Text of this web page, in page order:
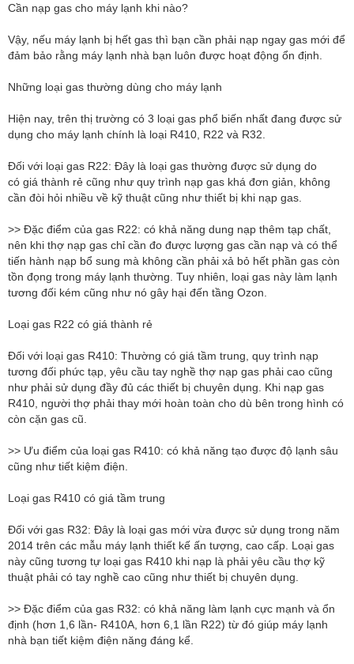
Cần nạp gas cho máy lạnh khi nào?
Vậy, nếu máy lạnh bị hết gas thì bạn cần phải nạp ngay gas mới để
đảm bảo rằng máy lạnh nhà bạn luôn được hoạt động ổn định.
Những loại gas thường dùng cho máy lạnh
Hiện nay, trên thị trường có 3 loại gas phổ biến nhất đang được sử
dụng cho máy lạnh chính là loại R410, R22 và R32.
Đối với loại gas R22: Đây là loại gas thường được sử dụng do
có giá thành rẻ cũng như quy trình nạp gas khá đơn giản, không
cần đòi hỏi nhiều về kỹ thuật cũng như thiết bị khi nạp gas.
>> Đặc điểm của gas R22: có khả năng dung nạp thêm tạp chất,
nên khi thợ nạp gas chỉ cần đo được lượng gas cần nạp và có thể
tiến hành nạp bổ sung mà không cần phải xả bỏ hết phần gas còn
tồn đọng trong máy lạnh thường. Tuy nhiên, loại gas này làm lạnh
tương đối kém cũng như nó gây hại đến tầng Ozon.
Loại gas R22 có giá thành rẻ
Đối với loại gas R410: Thường có giá tầm trung, quy trình nạp
tương đối phức tạp, yêu cầu tay nghề thợ nạp gas phải cao cũng
như phải sử dụng đầy đủ các thiết bị chuyên dụng. Khi nạp gas
R410, người thợ phải thay mới hoàn toàn cho dù bên trong hình có
còn cặn gas cũ.
>> Ưu điểm của loại gas R410: có khả năng tạo được độ lạnh sâu
cũng như tiết kiệm điện.
​​Loại gas R410 có giá tầm trung
Đối với gas R32: Đây là loại gas mới vừa được sử dụng trong năm
2014 trên các mẫu máy lạnh thiết kế ấn tượng, cao cấp. Loại gas
này cũng tương tự loại gas R410 khi nạp là phải yêu cầu thợ kỹ
thuật phải có tay nghề cao cũng như thiết bị chuyên dụng.
>> Đặc điểm của gas R32: có khả năng làm lạnh cực mạnh và ổn
định (hơn 1,6 lần- R410A, hơn 6,1 lần R22) từ đó giúp máy lạnh
nhà bạn tiết kiệm điện năng đáng kể.